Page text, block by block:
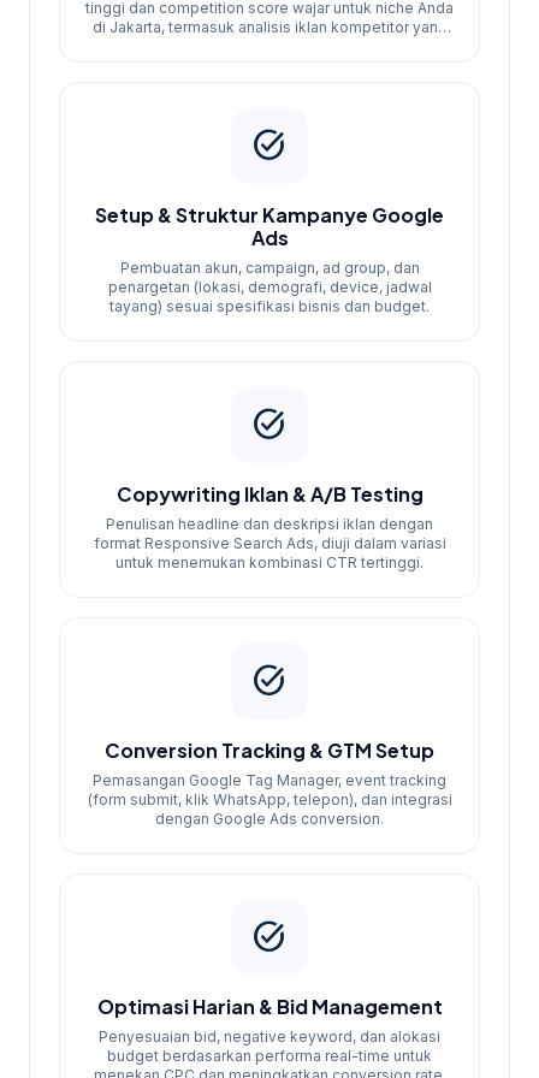
hanya fokus traffic tanpa tracking konversi,
sehingga tidak bisa mengukur ROI. Ketiga,
Studi Kasus:
Kampanye SEM untuk
Bisnis Jasa di Kuningan
Before:Bisnis jasa konsultansi
tahu berapa leads yang masuk dari iklan.
restructuring kampanye menjadi 2 ad group
terpisah (branded vs generic keyword), dan
optimasi bid harian selama 30 hari, cost per
Langkah kuncinya adalah audit
struktur kampanye, pasang GTM, dan
budget.
Cakupan Layanan SEM
Layanan mencakup Google Search Ads,
Ads, dan YouTube Ads—tergantung paket
yang dipilih. Setiap kampanye mendapat
riset keyword, copywriting iklan, A/B
tinggi dan competition score wajar untuk niche Anda
di Jakarta, termasuk analisis iklan kompetitor yang
task_alt
Setup & Struktur Kampanye Google
Ads
Pembuatan akun, campaign, ad group, dan
penargetan (lokasi, demografi, device, jadwal
tayang) sesuai spesifikasi bisnis dan budget.
task_alt
Copywriting Iklan & A/B Testing
Penulisan headline dan deskripsi iklan dengan
format Responsive Search Ads, diuji dalam variasi
untuk menemukan kombinasi CTR tertinggi.
task_alt
Conversion Tracking & GTM Setup
Pemasangan Google Tag Manager, event tracking
(form submit, klik WhatsApp, telepon), dan integrasi
dengan Google Ads conversion.
task_alt
Optimasi Harian & Bid Management
Penyesuaian bid, negative keyword, dan alokasi
budget berdasarkan performa real-time untuk